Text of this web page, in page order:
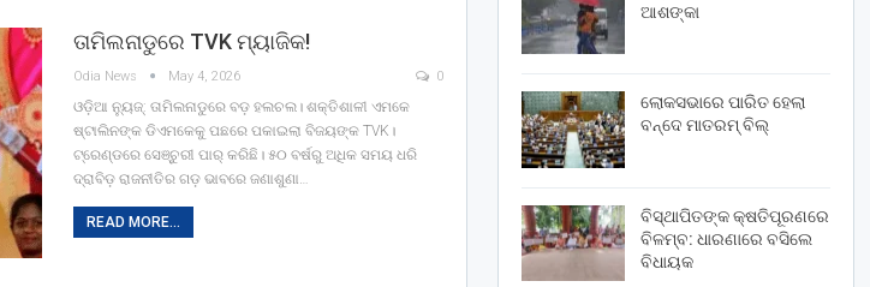
ତାମିଲନାଡୁରେ TVK ମ୍ୟାଜିକ!
Odia News May 4, 2026 0
ଓଡ଼ିଆ ନ୍ୟୁଜ୍: ତାମିଲନାଡୁରେ ବଡ଼ ହଲଚଲ। ଶକ୍ତିଶାଳୀ ଏମକେ
ଷ୍ଟାଲିନଙ୍କ ଡିଏମକେକୁ ପଛରେ ପକାଇଲା ବିଜୟଙ୍କ TVK।
ଟ୍ରେଣ୍ଡରେ ସେଞ୍ଚୁରୀ ପାର୍ କରିଛି। ୫୦ ବର୍ଷରୁ ଅଧିକ ସମୟ ଧରି
ଦ୍ରାବିଡ଼ ରାଜନୀତିର ଗଡ଼ ଭାବରେ ଜଣାଶୁଣା…
READ MORE...
ଆଶଙ୍କା
ଲୋକସଭାରେ ପାରିତ ହେଲା
ବନ୍ଦେ ମାତରମ୍‌ ବିଲ୍‌
ବିସ୍ଥାପିତଙ୍କ କ୍ଷତିପୂରଣରେ
ବିଳମ୍ବ: ଧାରଣାରେ ବସିଲେ
ବିଧାୟକ